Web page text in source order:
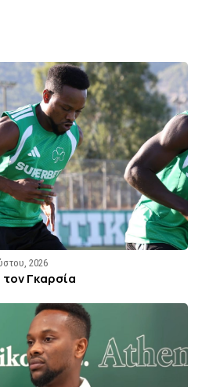
2026
Γκαρσία